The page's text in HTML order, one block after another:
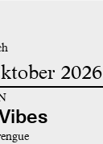
2026